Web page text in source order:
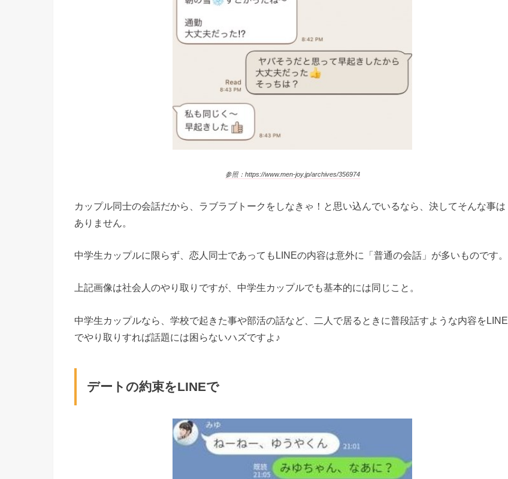
参照：https://www.men-joy.jp/archives/356974
カップル同士の会話だから、ラブラブトークをしなきゃ！と思い込んでいるなら、決してそんな事は
ありません。
中学生カップルに限らず、恋人同士であってもLINEの内容は意外に「普通の会話」が多いものです。
上記画像は社会人のやり取りですが、中学生カップルでも基本的には同じこと。
中学生カップルなら、学校で起きた事や部活の話など、二人で居るときに普段話すような内容をLINE
でやり取りすれば話題には困らないハズですよ♪
デートの約束をLINEで